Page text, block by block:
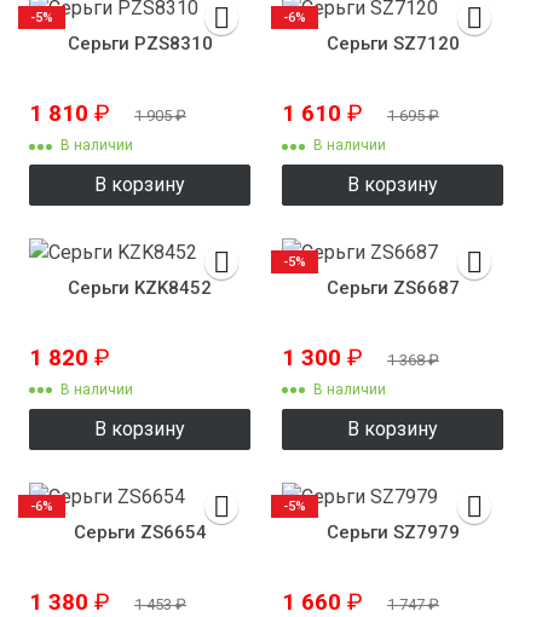
Серьги PZS8310
1 810 ₽ 1 905₽
В наличии
В корзину
-5%
Серьги SZ7120
1 610 ₽ 1 695₽
В наличии
В корзину
-6%
Серьги KZK8452
1 820 ₽
В наличии
В корзину
Серьги ZS6687
1 300 ₽ 1 368₽
В наличии
В корзину
-5%
Серьги ZS6654
1 380 ₽ 1 453₽
-6%
Серьги SZ7979
1 660 ₽ 1 747₽
-5%